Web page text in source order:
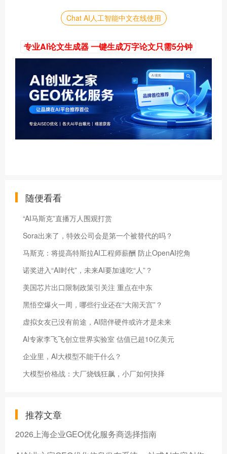
Chat AI人工智能中文在线使用
专业AI论文生成器 一键生成万字论文只需5分钟
随便看看
“AI马斯克”直播万人围观打赏
Sora出来了，特效公司会是第一个被替代的吗？
马斯克：将提高特斯拉AI工程师薪酬 防止OpenAI挖角
诺奖进入“AI时代”，未来AI要加速吃“人”？
美国芯片出口限制政策引关注 重点在中东
黑悟空爆火一周，哪些行业还在“大闹天宫”？
虚拟女友已没有前途，AI陪伴硬件或许才是未来
AI专家李飞飞创立世界实验室 估值已超10亿美元
企业里，AI大模型不能干什么？
大模型价格战：大厂烧钱狂飙，小厂如何抉择
推荐文章
2026上海企业GEO优化服务商选择指南